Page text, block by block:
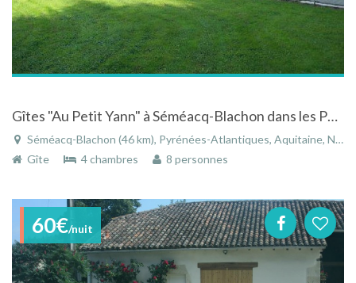
Gîtes "Au Petit Yann" à Séméacq-Blachon dans les Pyrénées-Atlantiques en Aquitaine
Séméacq-Blachon (46 km), Pyrénées-Atlantiques, Aquitaine, Nouvelle-Aquitaine, France
Gîte
4 chambres 8 personnes
60€/nuit